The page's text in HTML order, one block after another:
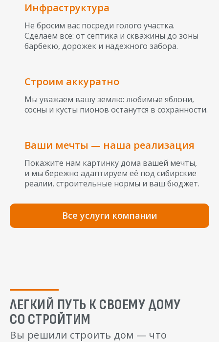
Инфраструктура
Не бросим вас посреди голого участка.
Сделаем всё: от септика и скважины до зоны
барбекю, дорожек и надежного забора.
Строим аккуратно
Мы уважаем вашу землю: любимые яблони,
сосны и кусты пионов останутся в сохранности.
Ваши мечты — наша реализация
Покажите нам картинку дома вашей мечты,
и мы бережно адаптируем её под сибирские
реалии, строительные нормы и ваш бюджет.
Все услуги компании
ЛЕГКИЙ ПУТЬ К СВОЕМУ ДОМУ
СО СТРОЙТИМ
Вы решили строить дом — что